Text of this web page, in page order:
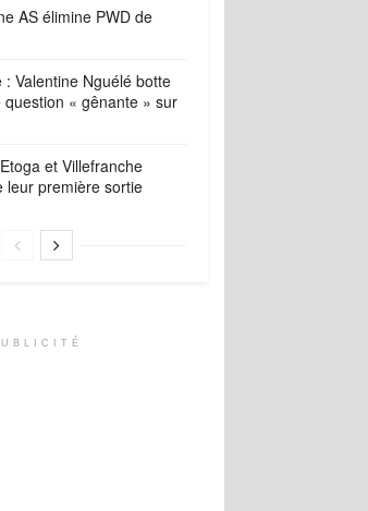
AS élimine PWD de
: Valentine Nguélé botte
« gênante » sur
et Villefranche
leur première sortie